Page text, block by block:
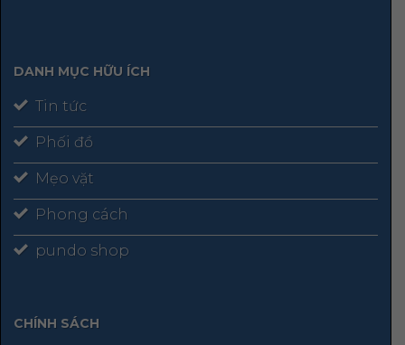
DANH MỤC HỮU ÍCH
Tin tức
Phối đồ
Mẹo vặt
Phong cách
pundo shop
CHÍNH SÁCH